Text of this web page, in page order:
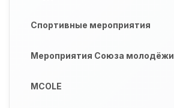
Спортивные мероприятия
Мероприятия Союза молодёжи
MCOLE